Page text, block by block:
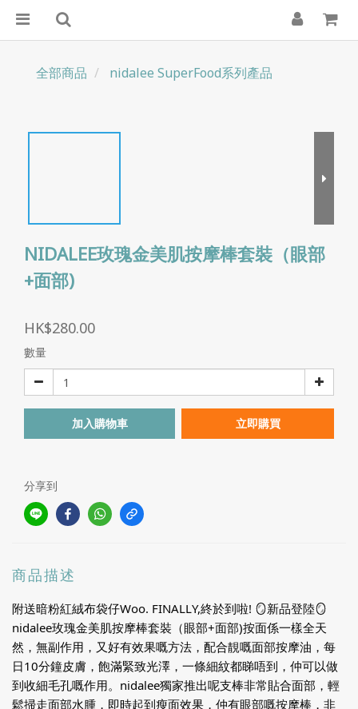
全部商品 nidalee SuperFood系列產品
NIDALEE玫瑰金美肌按摩棒套裝（眼部
+面部)
HK$280.00
數量
加入購物車 立即購買
分享到
商品描述
附送暗粉紅絨布袋仔Woo. FINALLY,終於到啦! 🪞新品登陸🪞
nidalee玫瑰金美肌按摩棒套裝（眼部+面部)按面係一樣全天
然，無副作用，又好有效果嘅方法，配合靚嘅面部按摩油，每
日10分鐘皮膚，飽滿緊致光澤，一條細紋都睇唔到，仲可以做
到收細毛孔嘅作用。nidalee獨家推出呢支棒非常貼合面部，輕
鬆掃走面部水腫，即時起到瘦面效果，仲有眼部嘅按摩棒，非